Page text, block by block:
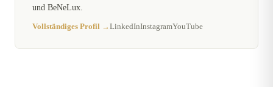
und BeNeLux.
Vollständiges Profil →LinkedInInstagramYouTube